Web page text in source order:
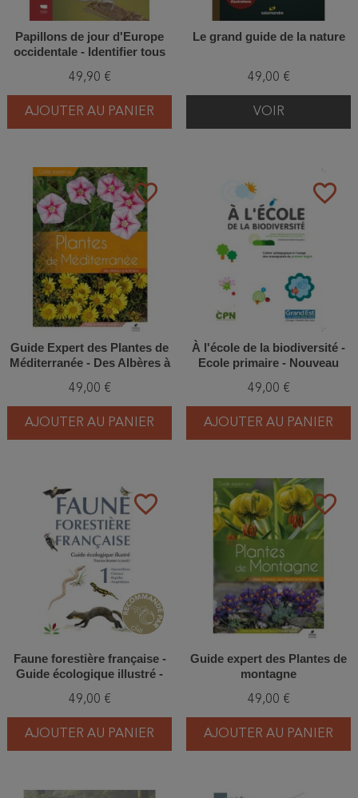
Papillons de jour d'Europe
occidentale - Identifier tous
chenilles
49,90 €
AJOUTER AU PANIER
Le grand guide de la nature
49,00 €
VOIR
favorite_border
Guide Expert des Plantes de
Méditerranée - Des Albères à
49,00 €
AJOUTER AU PANIER
favorite_border
À l'école de la biodiversité -
Ecole primaire - Nouveau
49,00 €
AJOUTER AU PANIER
favorite_border
Faune forestière française -
Guide écologique illustré -
49,00 €
AJOUTER AU PANIER
favorite_border
Guide expert des Plantes de
montagne
49,00 €
AJOUTER AU PANIER